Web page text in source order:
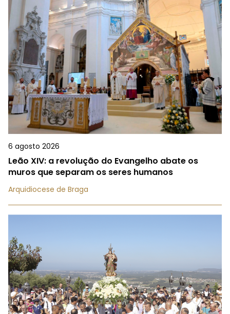
6 agosto 2026
Leão XIV: a revolução do Evangelho abate os
muros que separam os seres humanos
Arquidiocese de Braga